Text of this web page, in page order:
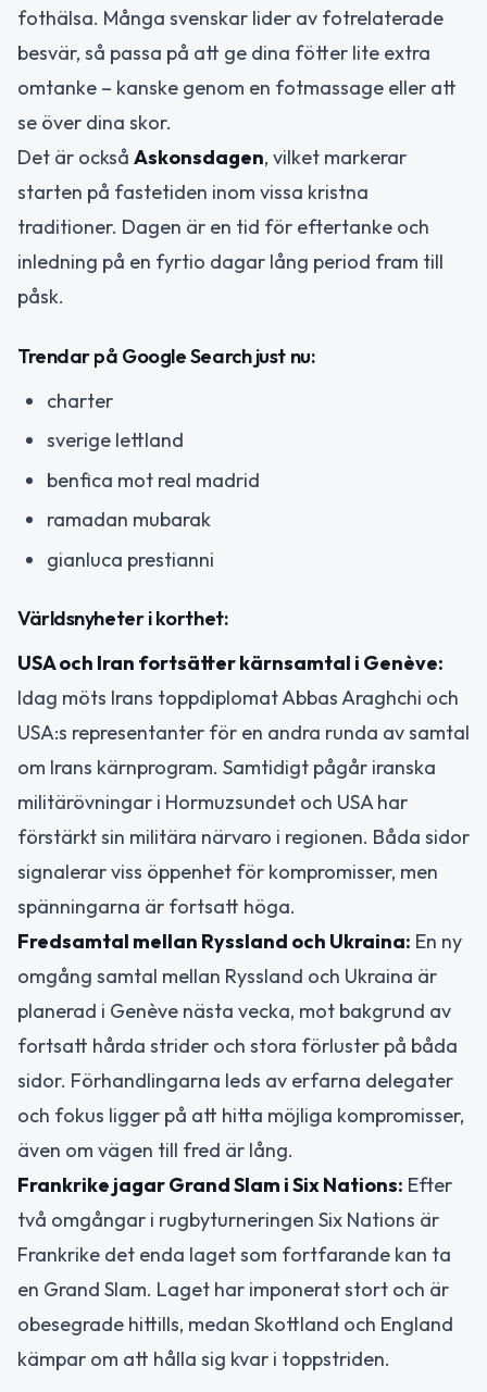
fothälsa. Många svenskar lider av fotrelaterade
besvär, så passa på att ge dina fötter lite extra
omtanke – kanske genom en fotmassage eller att
se över dina skor.
Det är också Askonsdagen, vilket markerar
starten på fastetiden inom vissa kristna
traditioner. Dagen är en tid för eftertanke och
inledning på en fyrtio dagar lång period fram till
påsk.
Trendar på Google Search just nu:
charter
sverige lettland
benfica mot real madrid
ramadan mubarak
gianluca prestianni
Världsnyheter i korthet:
USA och Iran fortsätter kärnsamtal i Genève:
Idag möts Irans toppdiplomat Abbas Araghchi och
USA:s representanter för en andra runda av samtal
om Irans kärnprogram. Samtidigt pågår iranska
militärövningar i Hormuzsundet och USA har
förstärkt sin militära närvaro i regionen. Båda sidor
signalerar viss öppenhet för kompromisser, men
spänningarna är fortsatt höga.
Fredsamtal mellan Ryssland och Ukraina: En ny
omgång samtal mellan Ryssland och Ukraina är
planerad i Genève nästa vecka, mot bakgrund av
fortsatt hårda strider och stora förluster på båda
sidor. Förhandlingarna leds av erfarna delegater
och fokus ligger på att hitta möjliga kompromisser,
även om vägen till fred är lång.
Frankrike jagar Grand Slam i Six Nations: Efter
två omgångar i rugbyturneringen Six Nations är
Frankrike det enda laget som fortfarande kan ta
en Grand Slam. Laget har imponerat stort och är
obesegrade hittills, medan Skottland och England
kämpar om att hålla sig kvar i toppstriden.